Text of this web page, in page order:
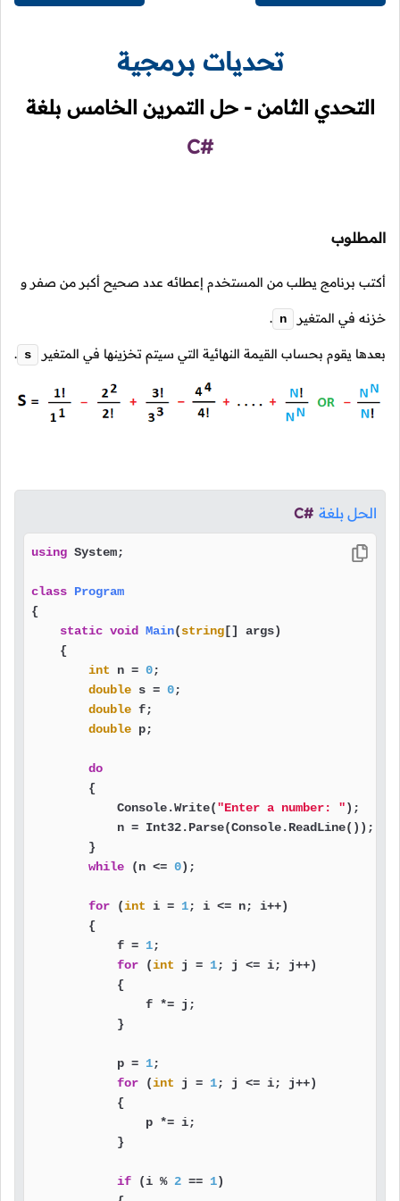
تحديات برمجية
التحدي الثامن - حل التمرين الخامس بلغة
C#
المطلوب
أكتب برنامج يطلب من المستخدم إعطائه عدد صحيح أكبر من صفر و
خزنه في المتغير n
.
بعدها يقوم بحساب القيمة النهائية التي سيتم تخزينها في المتغير s
.
الحل بلغة C#
using System;
class Program
{
static void Main(string [] args)
    {
int n = 0;
double s = 0;
double f;
double p;
do
        {
            Console.Write(
"Enter a number: ");
            n = Int32.Parse(Console.ReadLine());
        }
while (n <= 0);
for (int i = 1; i <= n; i++)
        {
            f =
1;
for (int j = 1; j <= i; j++)
            {
                f *= j;
            }
            p =
1;
for (int j = 1; j <= i; j++)
            {
                p *= i;
            }
if (i % 2 == 1)